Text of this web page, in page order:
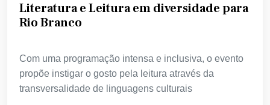
Literatura e Leitura em diversidade para
Rio Branco
Com uma programação intensa e inclusiva, o evento
propõe instigar o gosto pela leitura através da
transversalidade de linguagens culturais